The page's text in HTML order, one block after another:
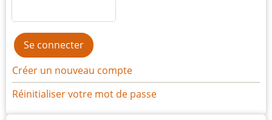
Créer un nouveau compte
Réinitialiser votre mot de passe